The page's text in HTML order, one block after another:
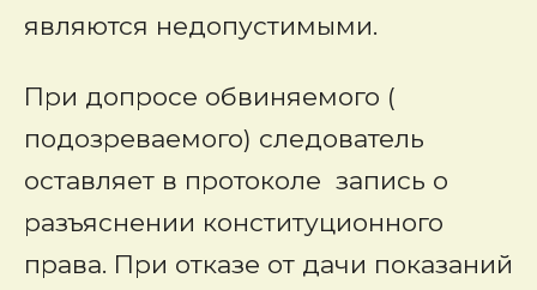
являются недопустимыми.
При допросе обвиняемого (
подозреваемого) следователь
оставляет в протоколе запись о
разъяснении конституционного
права. При отказе от дачи показаний